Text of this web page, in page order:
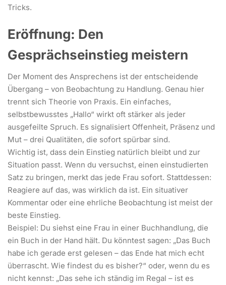
Tricks.
Eröffnung: Den
Gesprächseinstieg meistern
Der Moment des Ansprechens ist der entscheidende
Übergang – von Beobachtung zu Handlung. Genau hier
trennt sich Theorie von Praxis. Ein einfaches,
selbstbewusstes „Hallo“ wirkt oft stärker als jeder
ausgefeilte Spruch. Es signalisiert Offenheit, Präsenz und
Mut – drei Qualitäten, die sofort spürbar sind.
Wichtig ist, dass dein Einstieg natürlich bleibt und zur
Situation passt. Wenn du versuchst, einen einstudierten
Satz zu bringen, merkt das jede Frau sofort. Stattdessen:
Reagiere auf das, was wirklich da ist. Ein situativer
Kommentar oder eine ehrliche Beobachtung ist meist der
beste Einstieg.
Beispiel: Du siehst eine Frau in einer Buchhandlung, die
ein Buch in der Hand hält. Du könntest sagen: „Das Buch
habe ich gerade erst gelesen – das Ende hat mich echt
überrascht. Wie findest du es bisher?“ oder, wenn du es
nicht kennst: „Das sehe ich ständig im Regal – ist es